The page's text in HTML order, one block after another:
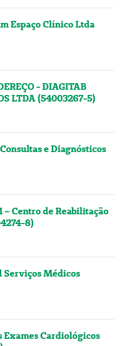
Espaço Clínico Ltda
- DIAGITAB
LTDA (54003267-5)
e Diagnósticos
– Centro de Reabilitação
8)
Serviços Médicos
Exames Cardiológicos